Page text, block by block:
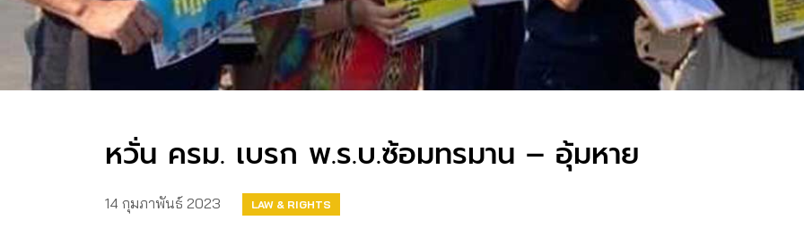
หวั่น ครม. เบรก พ.ร.บ.ซ้อมทรมาน – อุ้มหาย
14 กุมภาพันธ์ 2023 LAW & RIGHTS